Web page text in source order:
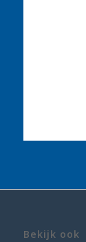
Bekijk ook